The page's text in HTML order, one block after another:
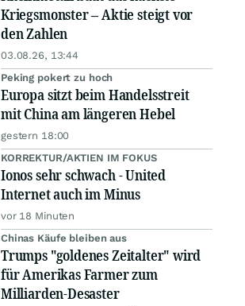
Kriegsmonster – Aktie steigt vor
den Zahlen
03.08.26, 13:44
Peking pokert zu hoch
Europa sitzt beim Handelsstreit
mit China am längeren Hebel
gestern 18:00
KORREKTUR/AKTIEN IM FOKUS
Ionos sehr schwach - United
Internet auch im Minus
vor 18 Minuten
Chinas Käufe bleiben aus
Trumps "goldenes Zeitalter" wird
für Amerikas Farmer zum
Milliarden-Desaster